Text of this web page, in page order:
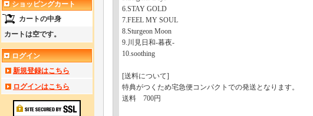
ショッピングカート
カートの中身
カートは空です。
ログイン
新規登録はこちら
ログインはこちら
6.STAY GOLD
7.FEEL MY SOUL
8.Sturgeon Moon
9.川見日和-暮夜-
10.soothing
[送料について]
特典がつくため宅急便コンパクトでの発送となります。
送料 700円